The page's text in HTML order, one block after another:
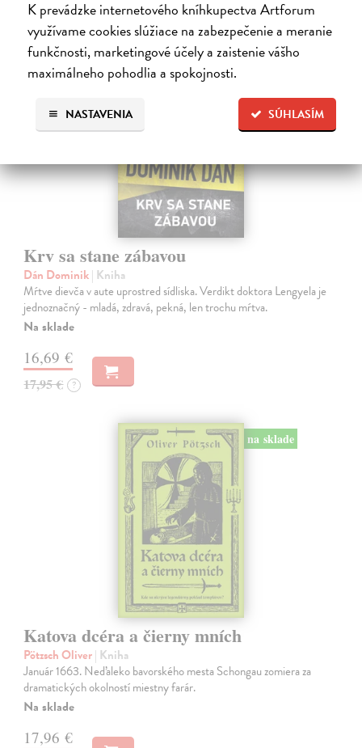
K prevádzke internetového kníhkupectva Artforum
využívame cookies slúžiace na zabezpečenie a meranie
funkčnosti, marketingové účely a zaistenie vášho
maximálneho pohodlia a spokojnosti.
SÚHLASÍM
NASTAVENIA
?
na sklade
Krv sa stane zábavou
Dán Dominik| Kniha
Mŕtve dievča v aute uprostred sídliska. Verdikt doktora Lengyela je
jednoznačný - mladá, zdravá, pekná, len trochu mŕtva.
Na sklade
16,69 €
17,95 € ?
na sklade
Katova dcéra a čierny mních
Pötzsch Oliver| Kniha
Január 1663. Neďaleko bavorského mesta Schongau zomiera za
dramatických okolností miestny farár.
Na sklade
17,96 €